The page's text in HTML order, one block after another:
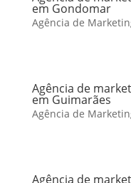
em Gondomar
Agência de
Agência de
em Guimarães
Agência de
Agência de